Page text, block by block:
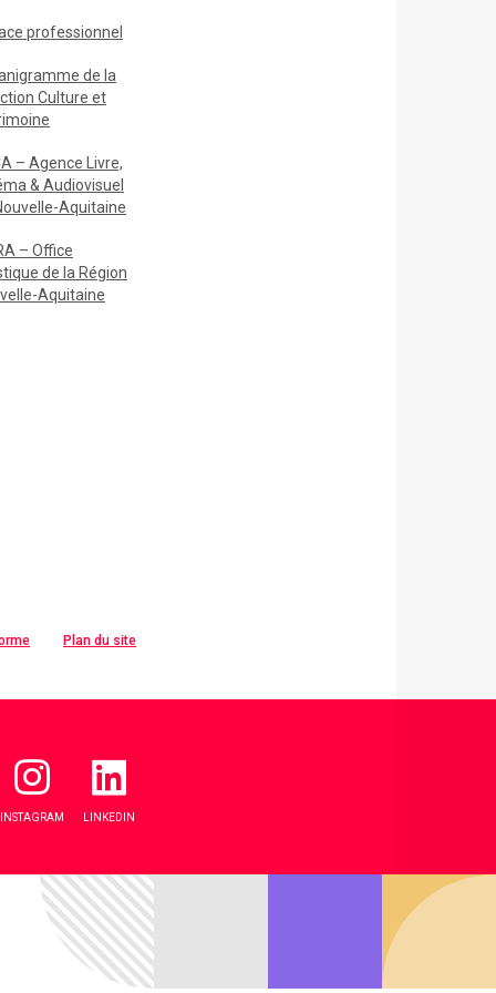
professionnel
de la
Culture et
– Agence Livre,
& Audiovisuel
Aquitaine
– Office
de la Région
Aquitaine
Plan du site
INSTAGRAM LINKEDIN